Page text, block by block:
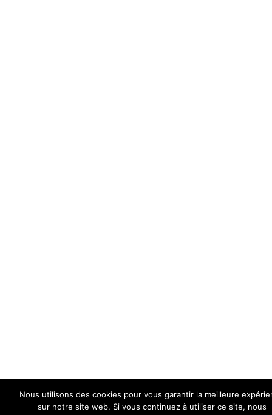
Nous utilisons des cookies pour vous garantir la meilleure
sur notre site web. Si vous continuez à utiliser ce site, nous